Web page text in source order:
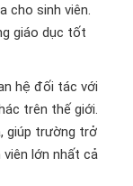
sinh viên.
giáo dục tốt
hệ đối tác với
trên thế giới.
giúp trường trở
lớn nhất cả